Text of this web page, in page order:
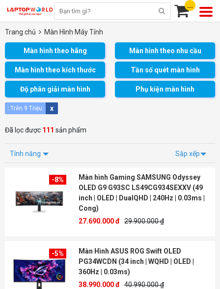
...
Trang chủ Màn Hình Máy Tính
Màn hình theo hãng Màn hình theo nhu cầu
Màn hình theo kích thước Tần số quét màn hình
Độ phân giải màn hình Phụ kiện màn hình
: Trên 9 Triệu x
Đã lọc được 111 sản phẩm
Tính năng Sắp xếp
-8%
Màn hình Gaming SAMSUNG Odyssey
OLED G9 G93SC LS49CG934SEXXV (49
inch | OLED | DualQHD | 240Hz | 0.03ms |
Cong)
27.690.000 đ 29.900.000 ₫
-5%
Màn Hình ASUS ROG Swift OLED
PG34WCDN (34 inch | WQHD | OLED |
360Hz | 0.03ms)
38.990.000 đ 40.990.000 ₫